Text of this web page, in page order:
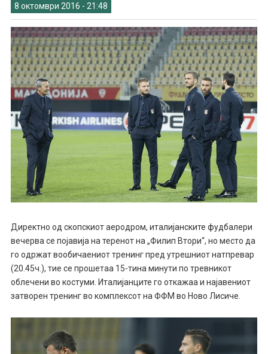
8 октомври 2016 - 21:48
Директно од скопскиот аеродром, италијанските фудбалери
вечерва се појавија на теренот на „Филип Втори“, но место да
го одржат вообичаениот тренинг пред утрешниот натпревар
(20.45ч.), тие се прошетаа 15-тина минути по тревникот
облечени во костуми. Италијанците го откажаа и најавениот
затворен тренинг во комплексот на ФФМ во Ново Лисиче.